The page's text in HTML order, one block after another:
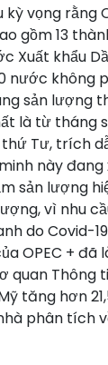
vọng rằng
gồm 13
Xuất khẩu
nước không
sản lượng
là từ tháng
Tư, trích
này
sản lượng
vì nhu
do Covid-
OPEC + đã
quan Thông
tăng hơn
phân tích